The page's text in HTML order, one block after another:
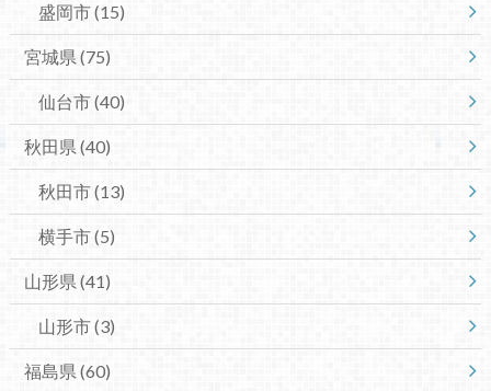
盛岡市(15)
宮城県 (75)
仙台市(40)
秋田県 (40)
秋田市(13)
横手市(5)
山形県 (41)
山形市(3)
福島県 (60)